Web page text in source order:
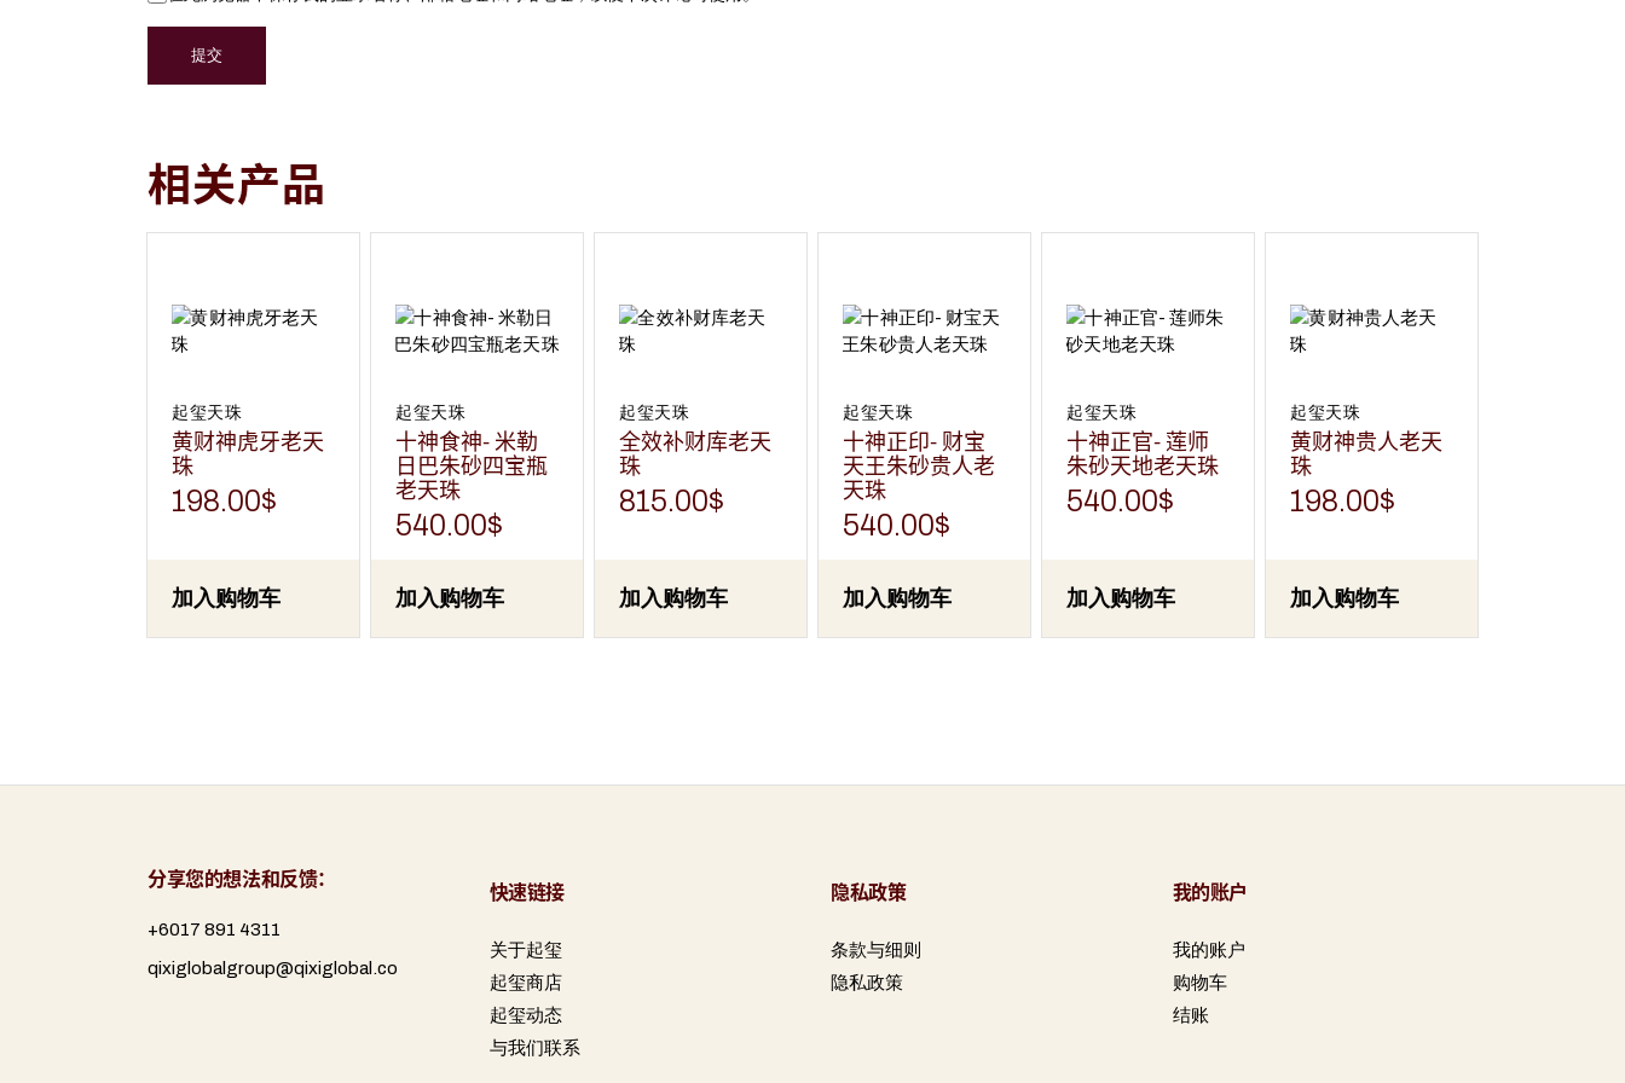
提交
相关产品
起玺天珠
黄财神虎牙老天
珠
198.00$
加入购物车
起玺天珠
十神食神- 米勒
日巴朱砂四宝瓶
老天珠
540.00$
加入购物车
起玺天珠
全效补财库老天
珠
815.00$
加入购物车
起玺天珠
十神正印- 财宝
天王朱砂贵人老
天珠
540.00$
加入购物车
起玺天珠
十神正官- 莲师
朱砂天地老天珠
540.00$
加入购物车
起玺天珠
黄财神贵人老天
珠
198.00$
加入购物车
分享您的想法和反馈：
+6017 891 4311
qixiglobalgroup@qixiglobal.co
快速链接
关于起玺
起玺商店
起玺动态
与我们联系
隐私政策
条款与细则
隐私政策
我的账户
我的账户
购物车
结账